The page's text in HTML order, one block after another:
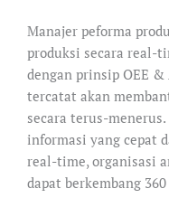
Manajer peforma
produksi secara real-
dengan prinsip OEE
tercatat akan
secara terus-
informasi yang cepat
real-time, organisasi
dapat berkembang